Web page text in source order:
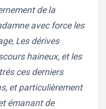
de la
avec force les
Les dérives
haineux, et les
ces derniers
et particulièrement
émanant de